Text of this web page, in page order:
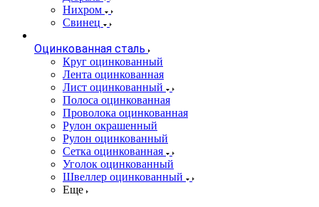
Нихром
Свинец
Оцинкованная сталь
Круг оцинкованный
Лента оцинкованная
Лист оцинкованный
Полоса оцинкованная
Проволока оцинкованная
Рулон окрашенный
Рулон оцинкованный
Сетка оцинкованная
Уголок оцинкованный
Швеллер оцинкованный
Еще